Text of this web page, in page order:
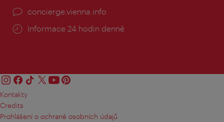
concierge.vienna.info
Informace 24 hodin denně
Kontakty
Credits
Prohlášení o ochraně osobních údajů